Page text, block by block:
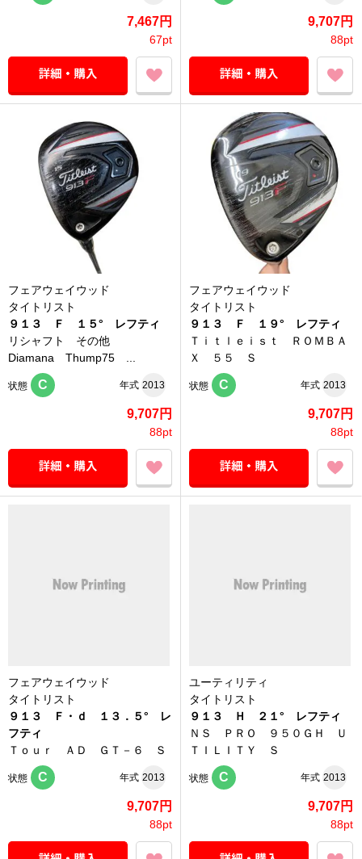
7,467円
67pt
9,707円
88pt
フェアウェイウッド
タイトリスト
９１３ Ｆ １５° レフティ
リシャフト その他
Diamana Thump75 ...
状態 C 年式 2013
9,707円
88pt
フェアウェイウッド
タイトリスト
９１３ Ｆ １９° レフティ
Ｔｉｔｌｅｉｓｔ ＲＯＭＢＡ
Ｘ ５５ Ｓ
状態 C 年式 2013
9,707円
88pt
フェアウェイウッド
タイトリスト
９１３ Ｆ・ｄ １３．５° レ
フティ
Ｔｏｕｒ ＡＤ ＧＴ－６ Ｓ
状態 C 年式 2013
9,707円
88pt
ユーティリティ
タイトリスト
９１３ Ｈ ２１° レフティ
ＮＳ ＰＲＯ ９５０ＧＨ Ｕ
ＴＩＬＩＴＹ Ｓ
状態 C 年式 2013
9,707円
88pt